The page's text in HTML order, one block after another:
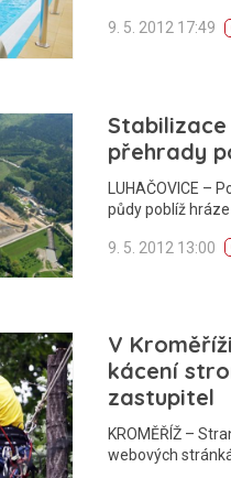
9. 5. 2012 17:49
Stabilizace
přehrady
LUHAČOVICE –
půdy poblíž
9. 5. 2012 13:00
V
kácení
zastupitel
KROMĚŘÍŽ –
webových